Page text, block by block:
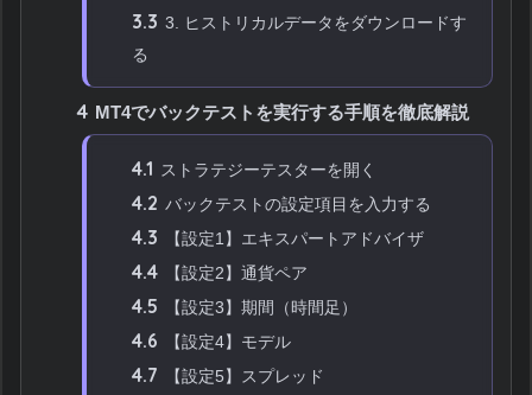
3.3 3. ヒストリカルデータをダウンロードす
る
4 MT4でバックテストを実行する手順を徹底解説
4.1 ストラテジーテスターを開く
4.2 バックテストの設定項目を入力する
4.3 【設定1】エキスパートアドバイザ
4.4 【設定2】通貨ペア
4.5 【設定3】期間（時間足）
4.6 【設定4】モデル
4.7 【設定5】スプレッド